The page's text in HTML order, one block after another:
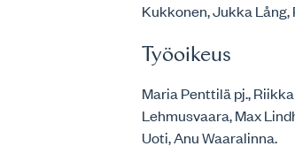
Kukkonen, Jukka Lång,
Työoikeus
Maria Penttilä pj.,
Lehmusvaara, Max
Uoti, Anu Waaralinna.